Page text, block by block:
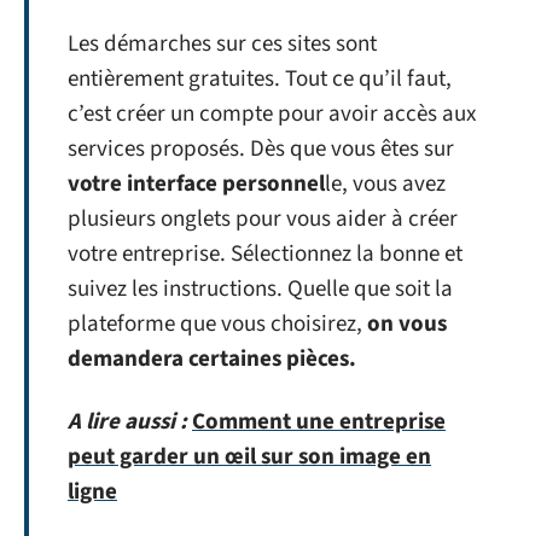
Les démarches sur ces sites sont
entièrement gratuites. Tout ce qu’il faut,
c’est créer un compte pour avoir accès aux
services proposés. Dès que vous êtes sur
votre interface personnelle, vous avez
plusieurs onglets pour vous aider à créer
votre entreprise. Sélectionnez la bonne et
suivez les instructions. Quelle que soit la
plateforme que vous choisirez,on vous
demandera certaines pièces.
A lire aussi :Comment une entreprise
peut garder un œil sur son image en
ligne